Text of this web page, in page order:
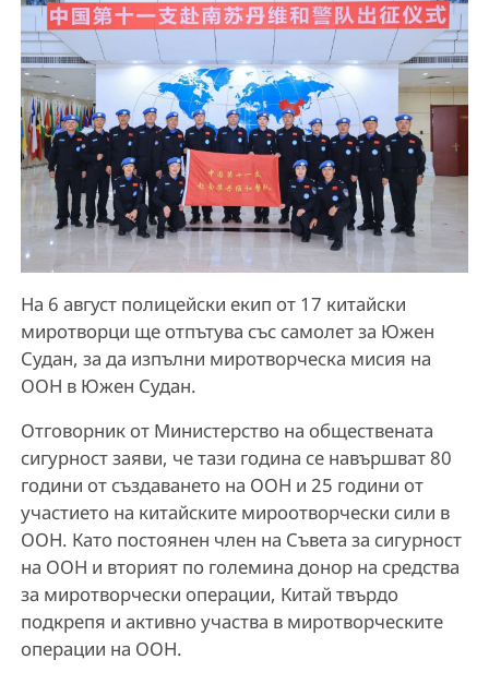
На 6 август полицейски екип от 17 китайски
миротворци ще отпътува със самолет за Южен
Судан, за да изпълни миротворческа мисия на
ООН в Южен Судан.
Отговорник от Министерство на обществената
сигурност заяви, че тази година се навършват 80
години от създаването на ООН и 25 години от
участието на китайските мироотворчески сили в
ООН. Като постоянен член на Съвета за сигурност
на ООН и вторият по големина донор на средства
за миротворчески операции, Китай твърдо
подкрепя и активно участва в миротворческите
операции на ООН.